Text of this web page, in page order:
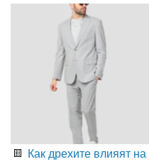
Как дрехите влияят на